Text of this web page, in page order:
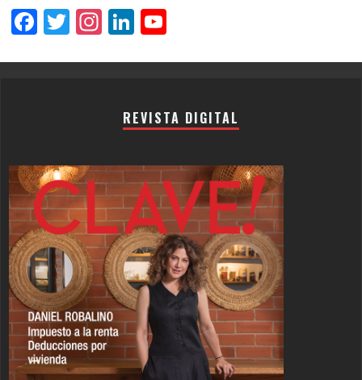
Facebook
Twitter
Instagram
LinkedIn
REVISTA DIGITAL